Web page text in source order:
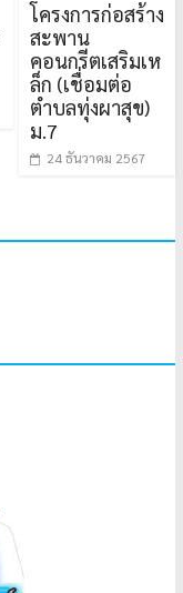
โครงการก่อสร้าง
สะพาน
คอนกรีตเสริมเห
ล็ก (เชื่อมต่อ
ตำบลทุ่งผาสุข)
ม.7
24 ธันวาคม 2567